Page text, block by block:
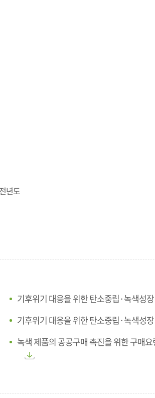
년도
기후위기 대응을 위한 탄소중립·녹색성
기후위기 대응을 위한 탄소중립·녹색성
녹색 제품의 공공구매 촉진을 위한 구매